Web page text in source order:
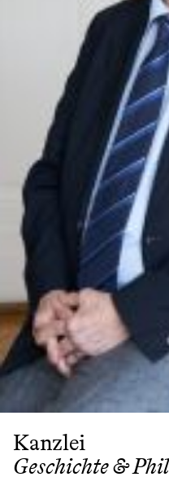
Professionals
Mitarbeiter
Karriere
Join us
Ausbildung
LinkedIn
Impressum & Datenschutz
Kanzlei
Geschichte &